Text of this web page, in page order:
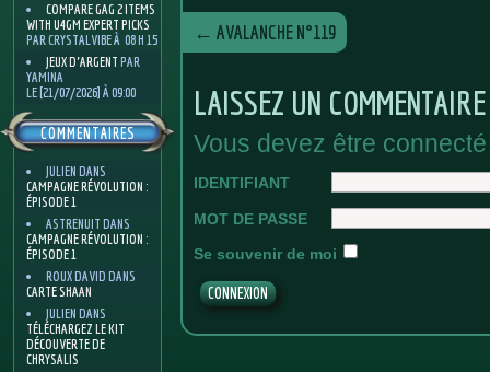
COMPARE GAG 2 ITEMS
WITH U4GM EXPERT PICKS
PAR CRYSTALVIBE À 08 H 15
JEUX D'ARGENT PAR
YAMINA
LE [21/07/2026] À 09:00
COMMENTAIRES
JULIEN DANS
CAMPAGNE RÉVOLUTION :
ÉPISODE 1
ASTRENUIT DANS
CAMPAGNE RÉVOLUTION :
ÉPISODE 1
ROUX DAVID DANS
CARTE SHAAN
JULIEN DANS
TÉLÉCHARGEZ LE KIT
DÉCOUVERTE DE
CHRYSALIS
← AVALANCHE N°119
LAISSEZ UN COMMENTAIRE
Vous devez être
IDENTIFIANT
MOT DE PASSE
Se souvenir de moi